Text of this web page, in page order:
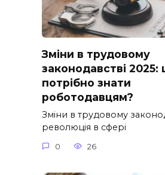
Зміни в трудовому
законодавстві 2025:
потрібно знати
роботодавцям?
Зміни в трудовому
революція в сфері
0 26